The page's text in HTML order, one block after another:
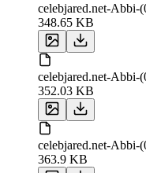
celebjared.net-Abbi-
348.65 KB
celebjared.net-Abbi-
352.03 KB
celebjared.net-Abbi-
363.9 KB